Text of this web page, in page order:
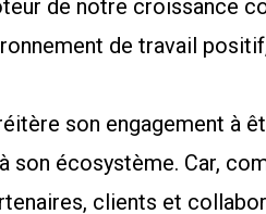
de notre croissance
de travail
son engagement à
son écosystème. Car,
clients et